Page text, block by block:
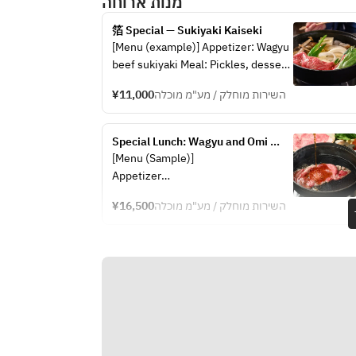
ingredients.
箔 Special — Sukiyaki Kaiseki
[Menu (example)] Appetizer: Wagyu
beef sukiyaki Meal: Pickles, dessert
availability of ingredients.
¥11,000השירות מוחלק / מע"מ מוכלה
Special Lunch: Wagyu and Omi
Beef Sukiyaki【180g】
[Menu (Sample)]
Appetizer
Main Course
¥16,500השירות מוחלק / מע"מ מוכלה